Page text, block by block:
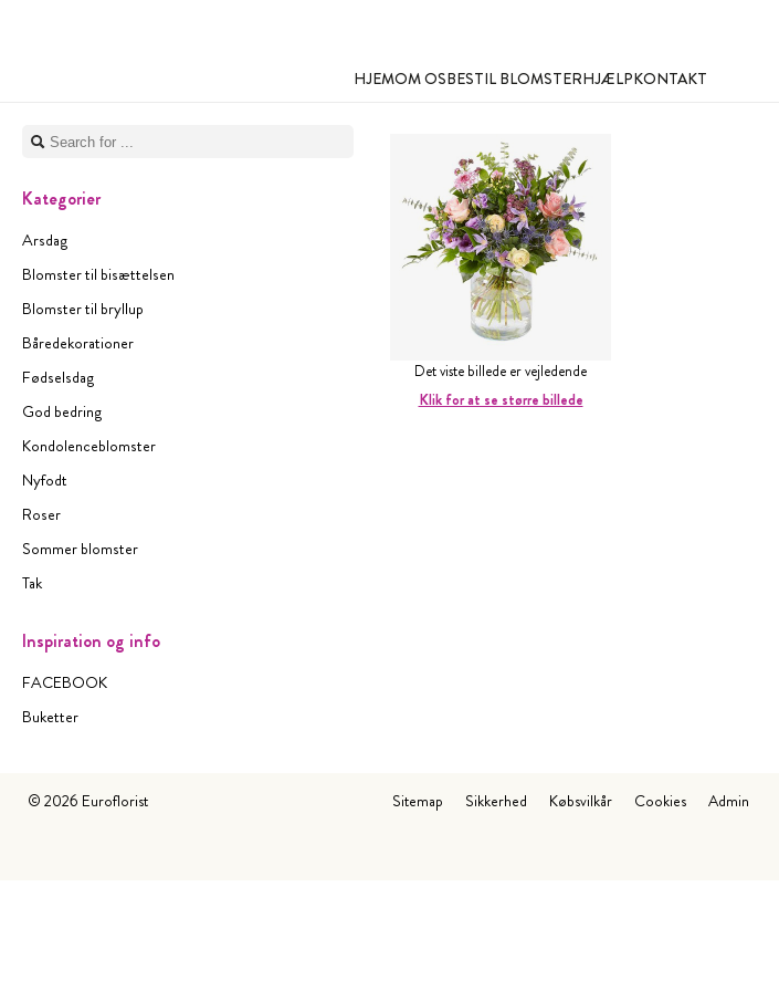
HJEMOM OSBESTIL BLOMSTERHJÆLPKONTAKT
Kategorier
Arsdag
Blomster til bisættelsen
Blomster til bryllup
Båredekorationer
Fødselsdag
God bedring
Kondolenceblomster
Nyfodt
Roser
Sommer blomster
Tak
Inspiration og info
FACEBOOK
Buketter
Det viste billede er vejledende
Klik for at se større billede
© 2026 Euroflorist Sitemap Sikkerhed Købsvilkår Cookies Admin